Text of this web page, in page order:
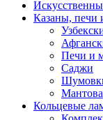
Казаны, печи
Печи и
Саджи
Кольцевые